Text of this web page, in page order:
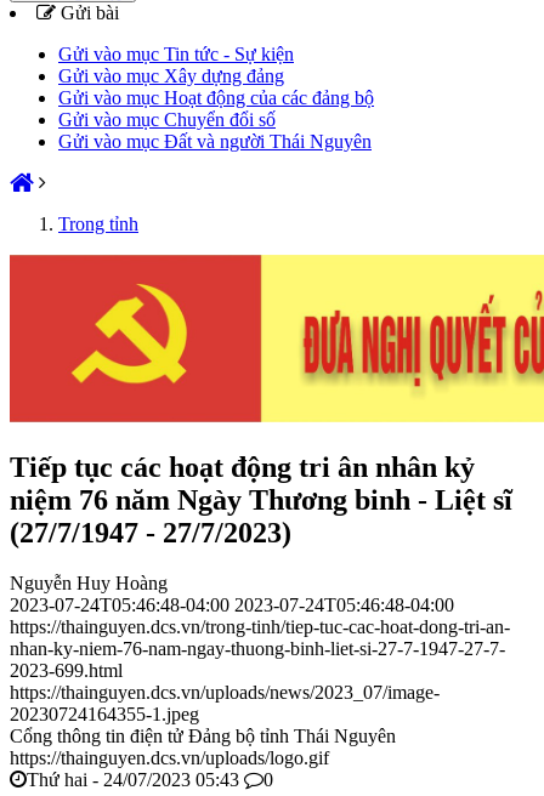
Gửi bài
Gửi vào mục Tin tức - Sự kiện
Gửi vào mục Xây dựng đảng
Gửi vào mục Hoạt động của các đảng bộ
Gửi vào mục Chuyển đổi số
Gửi vào mục Đất và người Thái Nguyên
Trong tỉnh
Tiếp tục các hoạt động tri ân nhân kỷ
niệm 76 năm Ngày Thương binh - Liệt sĩ
(27/7/1947 - 27/7/2023)
Nguyễn Huy Hoàng
2023-07-24T05:46:48-04:00 2023-07-24T05:46:48-04:00
https://thainguyen.dcs.vn/trong-tinh/tiep-tuc-cac-hoat-dong-tri-an-
nhan-ky-niem-76-nam-ngay-thuong-binh-liet-si-27-7-1947-27-7-
2023-699.html
https://thainguyen.dcs.vn/uploads/news/2023_07/image-
20230724164355-1.jpeg
Cổng thông tin điện tử Đảng bộ tỉnh Thái Nguyên
https://thainguyen.dcs.vn/uploads/logo.gif
Thứ hai - 24/07/2023 05:43
0